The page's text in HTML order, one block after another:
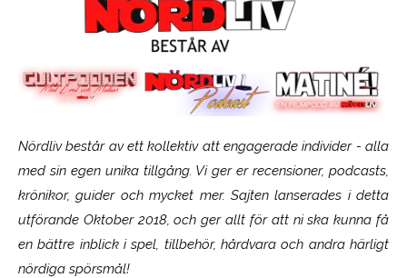
Nördliv består av ett kollektiv att engagerade individer - alla
med sin egen unika tillgång. Vi ger er recensioner, podcasts,
krönikor, guider och mycket mer. Sajten lanserades i detta
utförande Oktober 2018, och ger allt för att ni ska kunna få
en bättre inblick i spel, tillbehör, hårdvara och andra härligt
nördiga spörsmål!